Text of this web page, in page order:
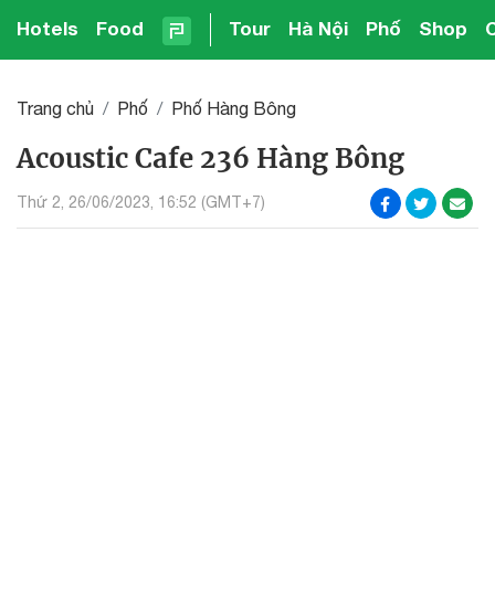
Hotels Food Tour Hà Nội Phố Shop
Trang chủ Phố Phố Hàng Bông
Acoustic Cafe 236 Hàng Bông
Thứ 2, 26/06/2023, 16:52 (GMT+7)